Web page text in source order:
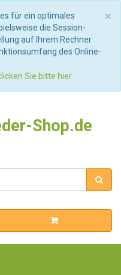
×
für ein optimales
die Session-
auf Ihrem Rechner
des Online-
Sie bitte hier.
Shop.de